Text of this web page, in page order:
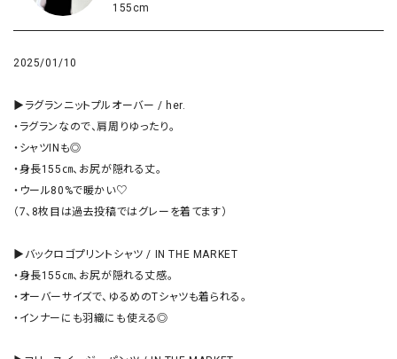
155cm
2025/01/10
▶︎ラグランニットプルオーバー / her.
・ラグランなので、肩周りゆったり。
・シャツINも◎
・身長155㎝、お尻が隠れる丈。
・ウール80%で暖かい♡
（7、8枚目は過去投稿ではグレーを着てます）
▶︎バックロゴプリントシャツ / IN THE MARKET
・身長155㎝、お尻が隠れる丈感。
・オーバーサイズで、ゆるめのTシャツも着られる。
・インナーにも羽織にも使える◎